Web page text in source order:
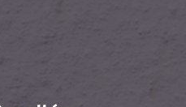
rock y la Guerra Civil